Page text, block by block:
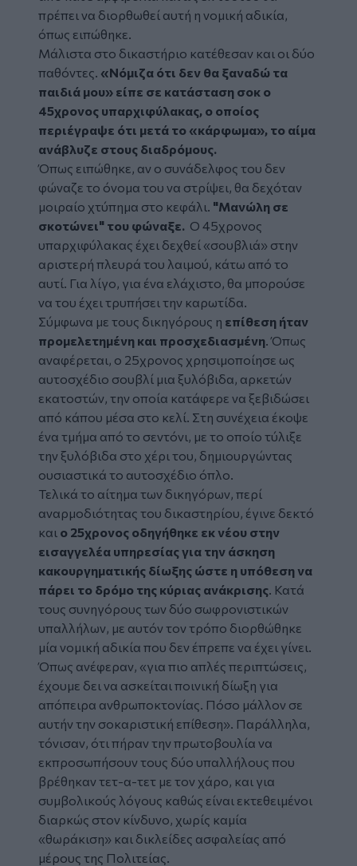
πρέπει να διορθωθεί αυτή η νομική αδικία,
όπως ειπώθηκε.
Μάλιστα στο δικαστήριο κατέθεσαν και οι δύο
παθόντες. «Νόμιζα ότι δεν θα ξαναδώ τα
παιδιά μου» είπε σε κατάσταση σοκ ο
45χρονος υπαρχιφύλακας, ο οποίος
περιέγραψε ότι μετά το «κάρφωμα», το αίμα
ανάβλυζε στους διαδρόμους.
Όπως ειπώθηκε, αν ο συνάδελφος του δεν
φώναζε το όνομα του να στρίψει, θα δεχόταν
μοιραίο χτύπημα στο κεφάλι. "Μανώλη σε
σκοτώνει" του φώναξε. Ο 45χρονος
υπαρχιφύλακας έχει δεχθεί «σουβλιά» στην
αριστερή πλευρά του λαιμού, κάτω από το
αυτί. Για λίγο, για ένα ελάχιστο, θα μπορούσε
να του έχει τρυπήσει την καρωτίδα.
Σύμφωνα με τους δικηγόρους η επίθεση ήταν
προμελετημένη και προσχεδιασμένη . Όπως
αναφέρεται, ο 25χρονος χρησιμοποίησε ως
αυτοσχέδιο σουβλί μια ξυλόβιδα, αρκετών
εκατοστών, την οποία κατάφερε να ξεβιδώσει
από κάπου μέσα στο κελί. Στη συνέχεια έκοψε
ένα τμήμα από το σεντόνι, με το οποίο τύλιξε
την ξυλόβιδα στο χέρι του, δημιουργώντας
ουσιαστικά το αυτοσχέδιο όπλο.
Τελικά το αίτημα των δικηγόρων, περί
αναρμοδιότητας του δικαστηρίου, έγινε δεκτό
και ο 25χρονος οδηγήθηκε εκ νέου στην
εισαγγελέα υπηρεσίας για την άσκηση
κακουργηματικής δίωξης ώστε η υπόθεση να
πάρει το δρόμο της κύριας ανάκρισης . Κατά
τους συνηγόρους των δύο σωφρονιστικών
υπαλλήλων, με αυτόν τον τρόπο διορθώθηκε
μία νομική αδικία που δεν έπρεπε να έχει γίνει.
Όπως ανέφεραν, «για πιο απλές περιπτώσεις,
έχουμε δει να ασκείται ποινική δίωξη για
απόπειρα ανθρωποκτονίας. Πόσο μάλλον σε
αυτήν την σοκαριστική επίθεση». Παράλληλα,
τόνισαν, ότι πήραν την πρωτοβουλία να
εκπροσωπήσουν τους δύο υπαλλήλους που
βρέθηκαν τετ-α-τετ με τον χάρο, και για
συμβολικούς λόγους καθώς είναι εκτεθειμένοι
διαρκώς στον κίνδυνο, χωρίς καμία
«θωράκιση» και δικλείδες ασφαλείας από
μέρους της Πολιτείας.